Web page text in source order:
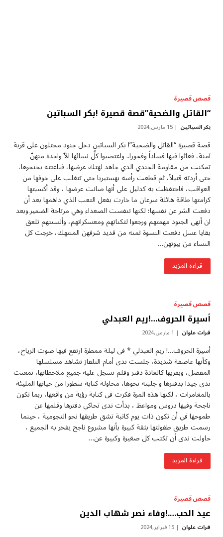
قصص قصيرة
“القاتل والضحية”قصة قصيرة !بكر السباتين
بكر السباتين 15 مارس,2024
قصة قصيرة “القاتل والضحية”! بكر السباتين دخل جنود محتلون على قرية
آمنة، فعاثوا فيها فساداً وفجورا.. واغتصبوا كلَّ نسائها الاّ واحدة منهنّ
تمكنت من مقاومة الجندي الذي جاهد لهتك عرضها، فباغتته بخنجرها،
حتى أردته قتيلاً، ثم قطعت رأسه بهستيريا حتى تتغلب على خوفها من
العواقب، فاحتفظت به كدليل على أنها صانت عرضها ، وقد أكسبتها
كرامتها طاقة هائلة سرعان ما خارت بفعل التعب الذي داهمها بعد أن
دفعت الشر عن نفسها؛ لكنها تنفست الصعداء وهي مرتاحة الضمير.وبعد
ان أنهى الجنود مهمتهم ورجعوا لثكناتهم ومعسكراتهم، وألسنتهم تلعق
بقايا عسل دفعت النسوة ثمنه من قديد شرفهن المنتهك، خرجت كل
النساء من بيوتهن…
قراءة المزيد
قصص قصيرة
أسيرة الحروف…!ريم العبدلي
فرات علوان 1 مارس,2024
أسيرة الحروف…! ريم العبدلي * فى ليلة ممطرة ارتفع فيها صوت الرياح،
وكأنها عاصفة شديدة، جلست ندى أمام التلفاز تشاهد مسلسلها
المفضل، وبقربها كالعادة دفتر وقلم تسجل عليه جميع ملاحظاتها، تمعنت
ندى جيدا بدفترها و جلبته نحوها، محاولة كتابة سطورا من حياتها المليئة
بالمغامرات ، لكنها هذه المرة فكرت فى كتابة رؤية من واقعها، ربما تكون
ناجحة وفيها دروس ومواعظ ، بدأت ندى تحاكي دفترها وقلمها عن
طموحها في أن تكون ذات يوم كاتبة تشق طريقها نحو النجومية ، حينما
رسمت طريق طفولتها بثقة كبيرة بأنها مشروع ناجح يفخر به الجميع ،
حاولت ندى أن تكتب كل صغيرة وكبيرة عن…
قراءة المزيد
قصص قصيرة
عيد الحب….!وفاء نصر شهاب الدين
فرات علوان 15 فبراير,2024